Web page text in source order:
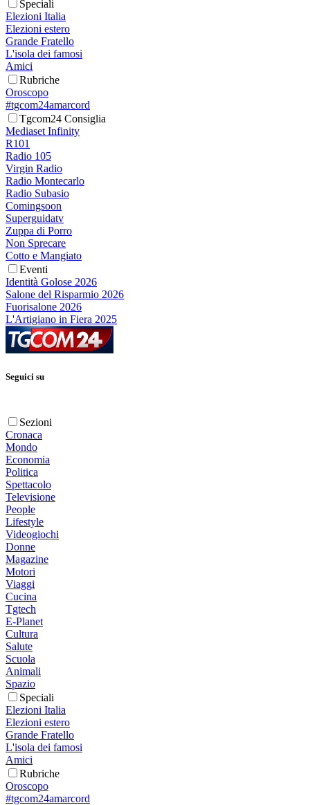
Speciali
Elezioni Italia
Elezioni estero
Grande Fratello
L'isola dei famosi
Amici
Rubriche
Oroscopo
#tgcom24amarcord
Tgcom24 Consiglia
Mediaset Infinity
R101
Radio 105
Virgin Radio
Radio Montecarlo
Radio Subasio
Comingsoon
Superguidatv
Zuppa di Porro
Non Sprecare
Cotto e Mangiato
Eventi
Identità Golose 2026
Salone del Risparmio 2026
Fuorisalone 2026
L'Artigiano in Fiera 2025
Seguici su
Sezioni
Cronaca
Mondo
Economia
Politica
Spettacolo
Televisione
People
Lifestyle
Videogiochi
Donne
Magazine
Motori
Viaggi
Cucina
Tgtech
E-Planet
Cultura
Salute
Scuola
Animali
Spazio
Speciali
Elezioni Italia
Elezioni estero
Grande Fratello
L'isola dei famosi
Amici
Rubriche
Oroscopo
#tgcom24amarcord